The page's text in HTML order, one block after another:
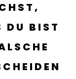
DU BIST